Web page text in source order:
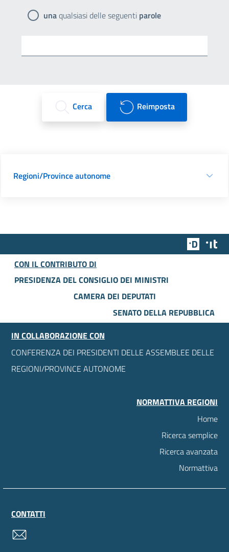
unaqualsiasi delle seguenti parole
Cerca Reimposta
Regioni/Province autonome
Team
CON IL CONTRIBUTO DI
PRESIDENZA DEL CONSIGLIO DEI MINISTRI
CAMERA DEI DEPUTATI
SENATO DELLA REPUBBLICA
IN COLLABORAZIONE CON
CONFERENZA DEI PRESIDENTI DELLE ASSEMBLEE DELLE
REGIONI/PROVINCE AUTONOME
NORMATTIVA REGIONI
Home
Ricerca semplice
Ricerca avanzata
Normattiva
CONTATTI